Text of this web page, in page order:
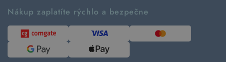
Kontakt
Blog
Pre médiá
Nákup zaplatíte rýchlo a bezpečne